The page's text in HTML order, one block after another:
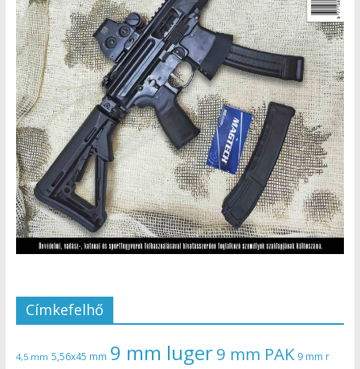
Címkefelhő
4,5 mm 5,56x45 mm 9 mm luger9 mm PAK 9 mm r